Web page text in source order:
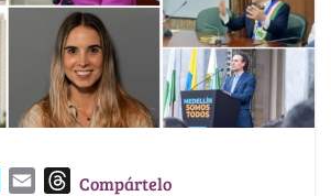
TCompártelo